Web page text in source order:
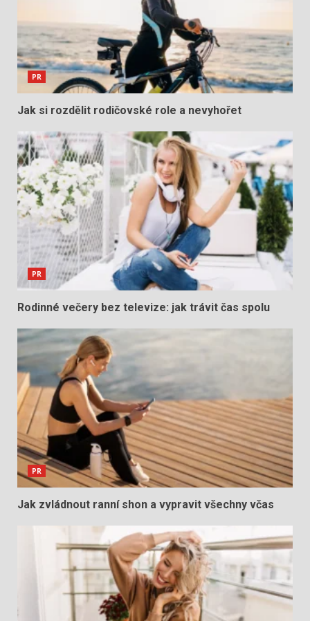
PR
Jak si rozdělit rodičovské role a nevyhořet
PR
Rodinné večery bez televize: jak trávit čas spolu
PR
Jak zvládnout ranní shon a vypravit všechny včas